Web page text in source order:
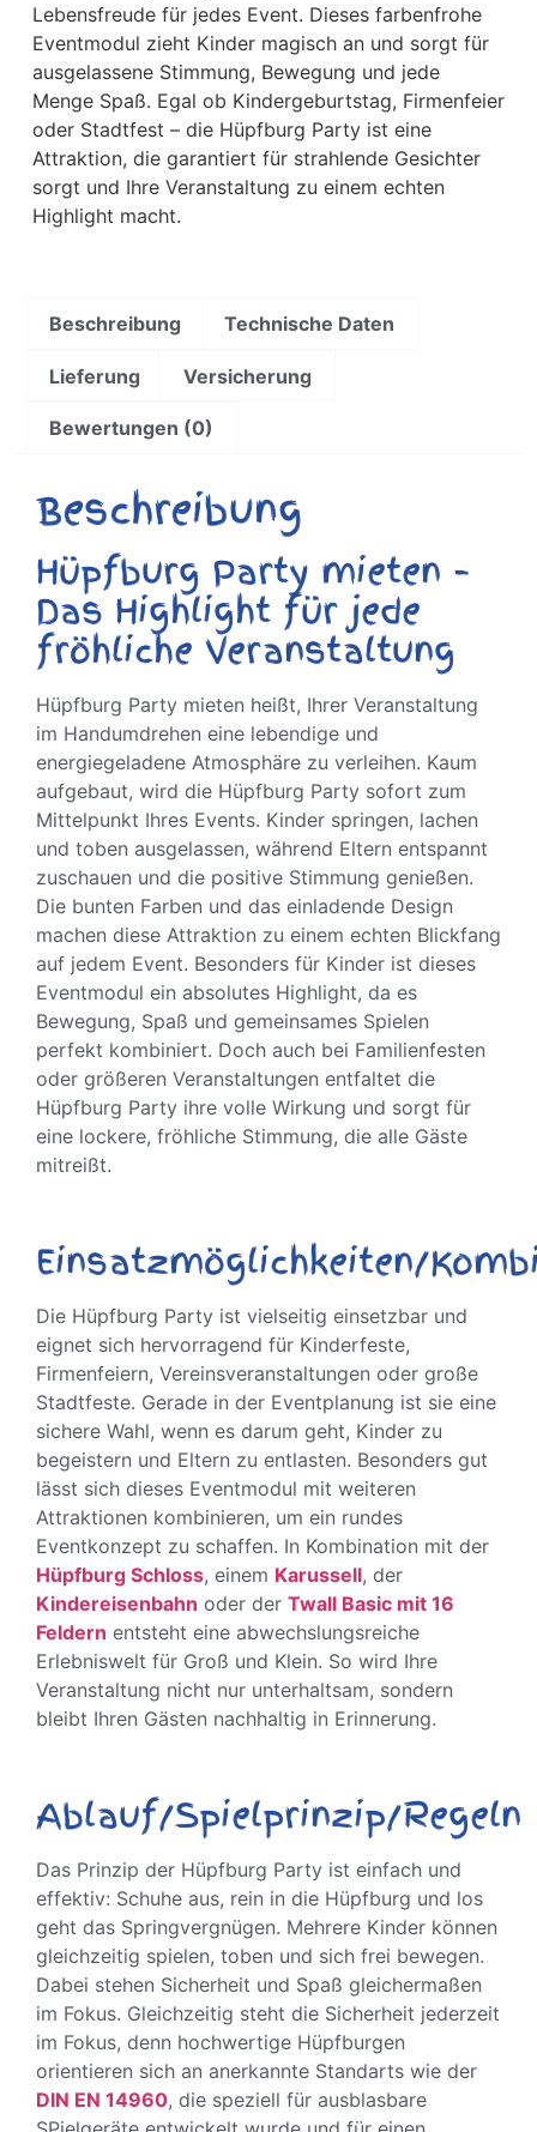
Lebensfreude für jedes Event. Dieses farbenfrohe
Eventmodul zieht Kinder magisch an und sorgt für
ausgelassene Stimmung, Bewegung und jede
Menge Spaß. Egal ob Kindergeburtstag, Firmenfeier
oder Stadtfest – die Hüpfburg Party ist eine
Attraktion, die garantiert für strahlende Gesichter
sorgt und Ihre Veranstaltung zu einem echten
Highlight macht.
Beschreibung Technische Daten
Lieferung Versicherung
Bewertungen (0)
Beschreibung
Hüpfburg Party mieten –
Das Highlight für jede
fröhliche Veranstaltung
Hüpfburg Party mieten heißt, Ihrer Veranstaltung
im Handumdrehen eine lebendige und
energiegeladene Atmosphäre zu verleihen. Kaum
aufgebaut, wird die Hüpfburg Party sofort zum
Mittelpunkt Ihres Events. Kinder springen, lachen
und toben ausgelassen, während Eltern entspannt
zuschauen und die positive Stimmung genießen.
Die bunten Farben und das einladende Design
machen diese Attraktion zu einem echten Blickfang
auf jedem Event. Besonders für Kinder ist dieses
Eventmodul ein absolutes Highlight, da es
Bewegung, Spaß und gemeinsames Spielen
perfekt kombiniert. Doch auch bei Familienfesten
oder größeren Veranstaltungen entfaltet die
Hüpfburg Party ihre volle Wirkung und sorgt für
eine lockere, fröhliche Stimmung, die alle Gäste
mitreißt.
Einsatzmöglichkeiten/
Die Hüpfburg Party ist vielseitig einsetzbar und
eignet sich hervorragend für Kinderfeste,
Firmenfeiern, Vereinsveranstaltungen oder große
Stadtfeste. Gerade in der Eventplanung ist sie eine
sichere Wahl, wenn es darum geht, Kinder zu
begeistern und Eltern zu entlasten. Besonders gut
lässt sich dieses Eventmodul mit weiteren
Attraktionen kombinieren, um ein rundes
Eventkonzept zu schaffen. In Kombination mit der
Hüpfburg Schloss, einem Karussell, der
Kindereisenbahn oder der Twall Basic mit 16
Feldern entsteht eine abwechslungsreiche
Erlebniswelt für Groß und Klein. So wird Ihre
Veranstaltung nicht nur unterhaltsam, sondern
bleibt Ihren Gästen nachhaltig in Erinnerung.
Ablauf/Spielprinzip/Regeln
Das Prinzip der Hüpfburg Party ist einfach und
effektiv: Schuhe aus, rein in die Hüpfburg und los
geht das Springvergnügen. Mehrere Kinder können
gleichzeitig spielen, toben und sich frei bewegen.
Dabei stehen Sicherheit und Spaß gleichermaßen
im Fokus. Gleichzeitig steht die Sicherheit jederzeit
im Fokus, denn hochwertige Hüpfburgen
orientieren sich an anerkannte Standarts wie der
DIN EN 14960, die speziell für ausblasbare